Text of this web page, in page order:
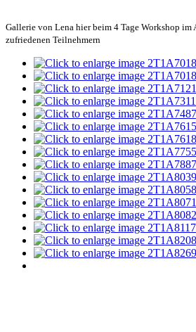
Gallerie von Lena hier beim 4 Tage Workshop im
zufriedenen Teilnehmern